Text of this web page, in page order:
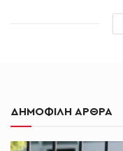
ΔΗΜΟΦΙΛΗ ΑΡΘΡΑ